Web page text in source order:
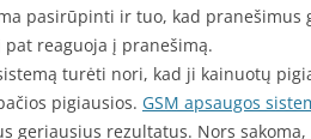
pasirūpinti ir tuo, kad pranešimus
reaguoja į pranešimą.
turėti nori, kad ji kainuotų
pigiausios. GSM apsaugos
geriausius rezultatus. Nors sakoma,